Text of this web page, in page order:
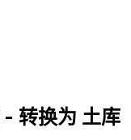
转换为 土库